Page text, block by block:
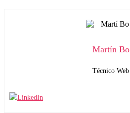
Martín Bo
Técnico Web